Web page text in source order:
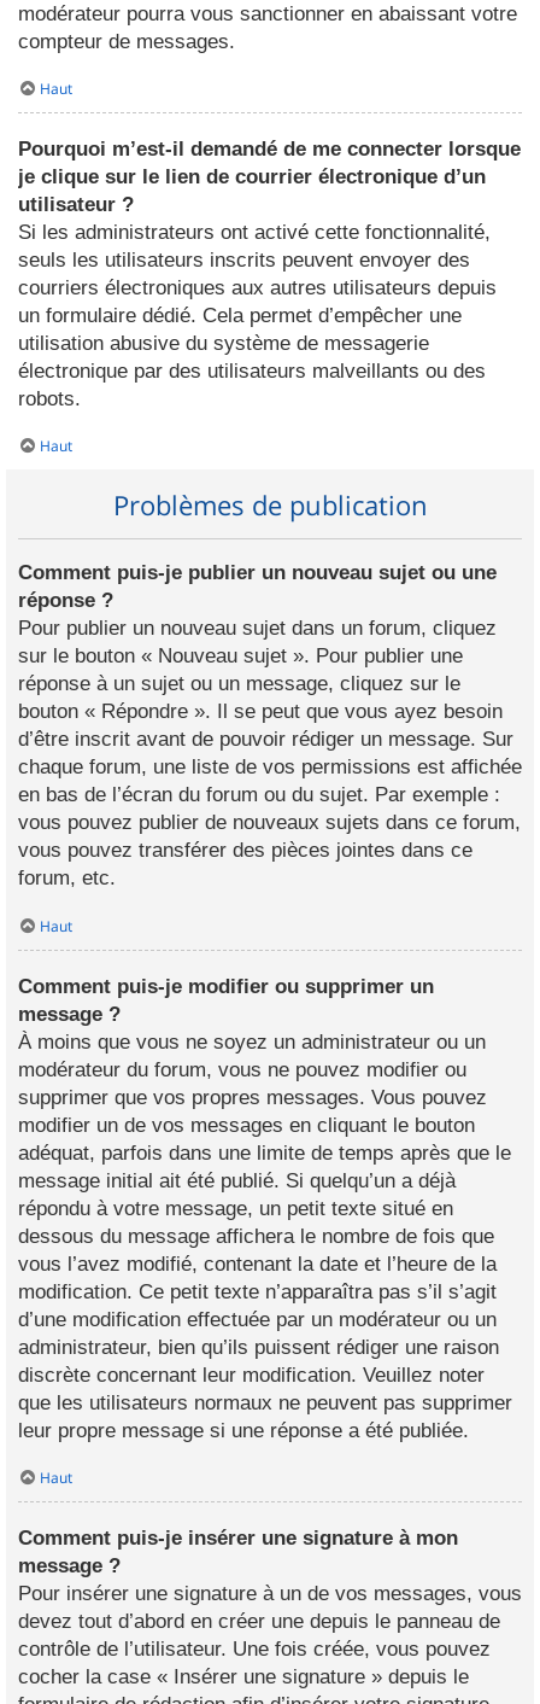
modérateur pourra vous sanctionner en abaissant votre
compteur de messages.
Haut
Pourquoi m’est-il demandé de me connecter lorsque
je clique sur le lien de courrier électronique d’un
utilisateur ?
Si les administrateurs ont activé cette fonctionnalité,
seuls les utilisateurs inscrits peuvent envoyer des
courriers électroniques aux autres utilisateurs depuis
un formulaire dédié. Cela permet d’empêcher une
utilisation abusive du système de messagerie
électronique par des utilisateurs malveillants ou des
robots.
Haut
Problèmes de publication
Comment puis-je publier un nouveau sujet ou une
réponse ?
Pour publier un nouveau sujet dans un forum, cliquez
sur le bouton « Nouveau sujet ». Pour publier une
réponse à un sujet ou un message, cliquez sur le
bouton « Répondre ». Il se peut que vous ayez besoin
d’être inscrit avant de pouvoir rédiger un message. Sur
chaque forum, une liste de vos permissions est affichée
en bas de l’écran du forum ou du sujet. Par exemple :
vous pouvez publier de nouveaux sujets dans ce forum,
vous pouvez transférer des pièces jointes dans ce
forum, etc.
Haut
Comment puis-je modifier ou supprimer un
message ?
À moins que vous ne soyez un administrateur ou un
modérateur du forum, vous ne pouvez modifier ou
supprimer que vos propres messages. Vous pouvez
modifier un de vos messages en cliquant le bouton
adéquat, parfois dans une limite de temps après que le
message initial ait été publié. Si quelqu’un a déjà
répondu à votre message, un petit texte situé en
dessous du message affichera le nombre de fois que
vous l’avez modifié, contenant la date et l’heure de la
modification. Ce petit texte n’apparaîtra pas s’il s’agit
d’une modification effectuée par un modérateur ou un
administrateur, bien qu’ils puissent rédiger une raison
discrète concernant leur modification. Veuillez noter
que les utilisateurs normaux ne peuvent pas supprimer
leur propre message si une réponse a été publiée.
Haut
Comment puis-je insérer une signature à mon
message ?
Pour insérer une signature à un de vos messages, vous
devez tout d’abord en créer une depuis le panneau de
contrôle de l’utilisateur. Une fois créée, vous pouvez
cocher la case « Insérer une signature » depuis le